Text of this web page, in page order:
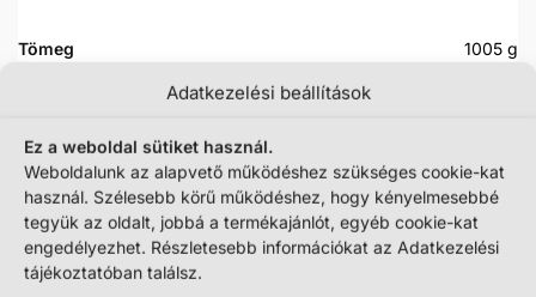
Adatkezelési beállítások
Ez a weboldal sütiket használ.
Weboldalunk az alapvető működéshez szükséges cookie-kat
használ. Szélesebb körű működéshez, hogy kényelmesebbé
tegyük az oldalt, jobbá a termékajánlót, egyéb cookie-kat
engedélyezhet. Részletesebb információkat az Adatkezelési
tájékoztatóban találsz.
Tömeg 1005 g
Csomagolás mérete (kb.)
Cikkszám: PJ24010906
Kategóriák: Bevásárlás,Egyéb,Házimunka,Konyhai,
Szerepjáték